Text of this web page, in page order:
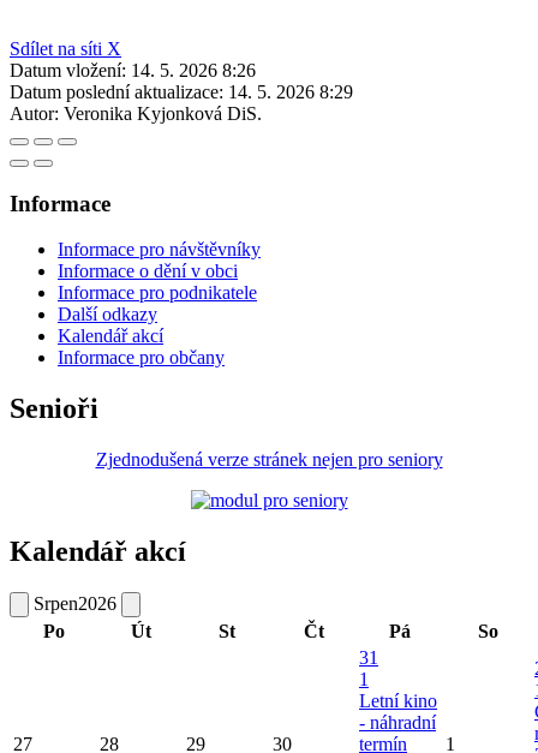
Sdílet na síti X
Datum vložení: 14. 5. 2026 8:26
Datum poslední aktualizace: 14. 5. 2026 8:29
Autor: Veronika Kyjonková DiS.
Informace
Informace pro návštěvníky
Informace o dění v obci
Informace pro podnikatele
Další odkazy
Kalendář akcí
Informace pro občany
Senioři
Zjednodušená verze stránek nejen pro seniory
Kalendář akcí
Srpen2026
Po
Út St Čt Pá So
27 28 29 30
31
1
Letní kino
- náhradní
termín
1